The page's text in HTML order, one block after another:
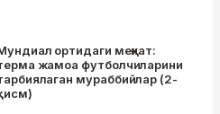
ортидаги меҳнат:
жамоа футболчиларини
мураббийлар (2-